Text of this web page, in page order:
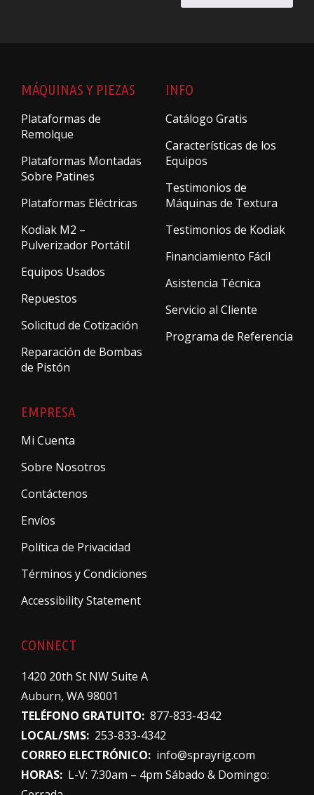
MÁQUINAS Y PIEZAS
Plataformas de
Remolque
Plataformas Montadas
Sobre Patines
Plataformas Eléctricas
Kodiak M2 –
Pulverizador Portátil
Equipos Usados
Repuestos
Solicitud de Cotización
Reparación de Bombas
de Pistón
INFO
Catálogo Gratis
Características de los
Equipos
Testimonios de
Máquinas de Textura
Testimonios de Kodiak
Financiamiento Fácil
Asistencia Técnica
Servicio al Cliente
Programa de Referencia
EMPRESA
Mi Cuenta
Sobre Nosotros
Contáctenos
Envíos
Política de Privacidad
Términos y Condiciones
Accessibility Statement
CONNECT
1420 20th St NW Suite A
Auburn, WA 98001
TELÉFONO GRATUITO: 877-833-4342
LOCAL/SMS: 253-833-4342
CORREO ELECTRÓNICO: info@sprayrig.com
HORAS: L-V: 7:30am – 4pm Sábado & Domingo: